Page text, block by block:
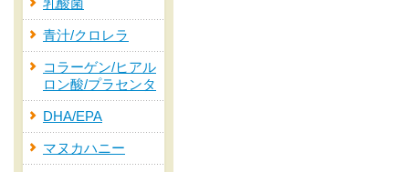
乳酸菌
青汁/クロレラ
コラーゲン/ヒアル
ロン酸/プラセンタ
DHA/EPA
マヌカハニー